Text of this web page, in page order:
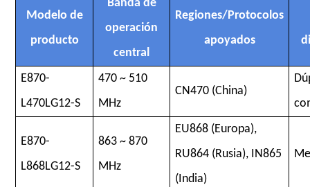
Modelo de
producto
Banda de
operación
central
Regiones/Protocolos
apoyados
E870-
L470LG12-S
470 ~ 510
MHz
CN470 (China)
E870-
L868LG12-S
863 ~ 870
MHz
EU868 (Europa),
RU864 (Rusia), IN865
(India)